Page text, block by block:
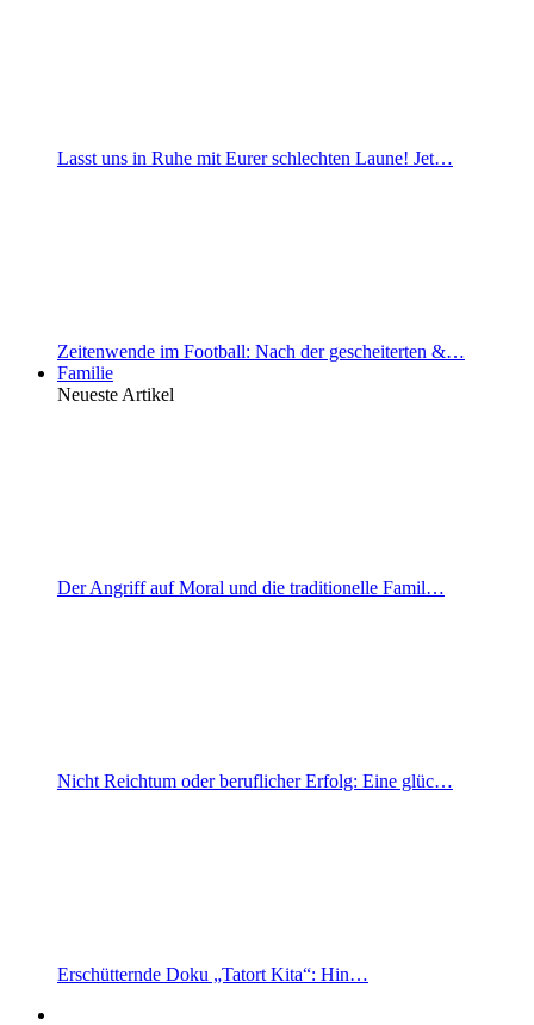
Lasst uns in Ruhe mit Eurer schlechten Laune! Jet…
Zeitenwende im Football: Nach der gescheiterten &…
Familie
Neueste Artikel
Der Angriff auf Moral und die traditionelle Famil…
Nicht Reichtum oder beruflicher Erfolg: Eine glüc…
Erschütternde Doku „Tatort Kita“: Hin…